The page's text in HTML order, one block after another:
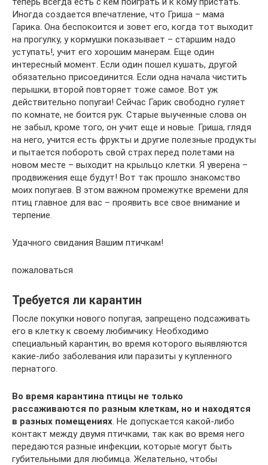
Иногда создается впечатление, что Гриша – мама
Гарика. Она беспокоится и зовет его, когда тот выходит
на прогулку, у кормушки показывает – старшим надо
уступать!, учит его хорошим манерам. Еще один
интересный момент. Если один пошел кушать, другой
обязательно присоединится. Если одна начала чистить
перышки, второй повторяет тоже самое. Вот уж
действительно попугаи! Сейчас Гарик свободно гуляет
по комнате, не боится рук. Старые выученные слова он
не забыл, кроме того, он учит еще и новые. Гриша, глядя
на него, учится есть фрукты и другие полезные продукты
и пытается побороть свой страх перед полетами на
новом месте – выходит на крыльцо клетки. Я уверена –
продвижения еще будут! Вот так прошло знакомство
моих попугаев. В этом важном промежутке времени для
птиц главное для вас – проявить все свое внимание и
терпение.
Удачного свидания Вашим птичкам!
пожаловаться
Требуется ли карантин
После покупки нового попугая, запрещено подсаживать
его в клетку к своему любимчику. Необходимо
специальный карантин, во время которого выявляются
какие-либо заболевания или паразиты у купленного
пернатого.
Во время карантина птицы не только
рассаживаются по разным клеткам, но и находятся
в разных помещениях. Не допускается какой-либо
контакт между двумя птичками, так как во время него
передаются разные инфекции, которые могут быть
губительными для любимца. Желательно, чтобы